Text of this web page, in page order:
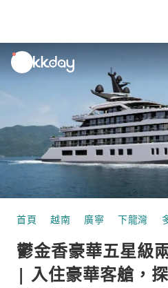
unread
notifications
首頁 越南 廣寧 下龍灣
鬱金香豪華五星級
| 入住豪華客艙，